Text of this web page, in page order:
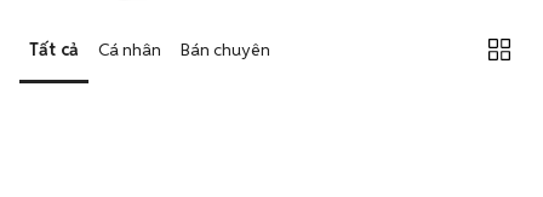
Tất cả Cá nhân Bán chuyên